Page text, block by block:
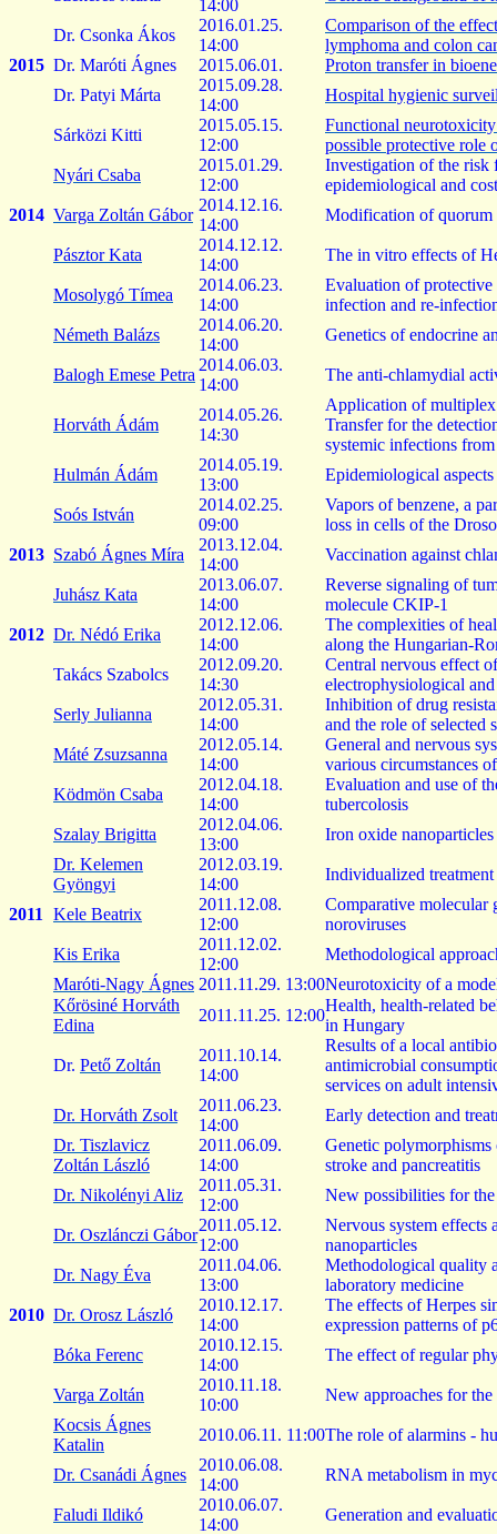
14:00
Dr. Csonka Ákos
2016.01.25.
14:00
Comparison ofthe
lymphoma and colon
2015 Dr. Maróti Ágnes 2015.06.01. Proton transferin
Dr. Patyi Márta
2015.09.28.
14:00
Hospital hygienic
Sárközi Kitti
2015.05.15.
12:00
Functional neurotoxicity
possible protective role
Nyári Csaba
2015.01.29.
12:00
Investigation ofthe risk
epidemiological and
2014 Varga Zoltán Gábor
2014.12.16.
14:00
Modification of quorum
Pásztor Kata
2014.12.12.
14:00
The in vitro effects of
Mosolygó Tímea
2014.06.23.
14:00
Evaluation ofprotective
infection and re-
Németh Balázs
2014.06.20.
14:00
Genetics ofendocrine
Balogh Emese Petra
2014.06.03.
14:00
The anti-chlamydial
Horváth Ádám
2014.05.26.
14:30
Application of
Transfer for the
systemic infections from
Hulmán Ádám
2014.05.19.
13:00
Epidemiological aspects
Soós István
2014.02.25.
09:00
Vapors ofbenzene, a
loss in cells ofthe
2013 Szabó Ágnes Míra
2013.12.04.
14:00
Vaccination against
Juhász Kata
2013.06.07.
14:00
Reverse signaling of
molecule CKIP-1
2012 Dr. Nédó Erika
2012.12.06.
14:00
The complexities of
along the Hungarian-
Takács Szabolcs
2012.09.20.
14:30
Central nervous effect
electrophysiological
Serly Julianna
2012.05.31.
14:00
Inhibition ofdrug
and the role ofselected
Máté Zsuzsanna
2012.05.14.
14:00
General and nervous
various circumstances
Ködmön Csaba
2012.04.18.
14:00
Evaluation and use of
tubercolosis
Szalay Brigitta
2012.04.06.
13:00
Iron oxide nanoparticles
Dr. Kelemen
Gyöngyi
2012.03.19.
14:00
Individualized treatment
2011 Kele Beatrix
2011.12.08.
12:00
Comparative molecular
noroviruses
Kis Erika
2011.12.02.
12:00
Methodological
Maróti-Nagy Ágnes 2011.11.29. 13:00Neurotoxicity of a
Kőrösiné Horváth
Edina
2011.11.25. 12:00
Health, health-related
in Hungary
Dr. Pető Zoltán
2011.10.14.
14:00
Results of a local
antimicrobial
services on adult
Dr. Horváth Zsolt
2011.06.23.
14:00
Early detection and
Dr. Tiszlavicz
Zoltán László
2011.06.09.
14:00
Genetic polymorphisms
stroke and pancreatitis
Dr. Nikolényi Aliz
2011.05.31.
12:00
New possibilities for the
Dr. Oszlánczi Gábor
2011.05.12.
12:00
Nervous system effects
nanoparticles
Dr. Nagy Éva
2011.04.06.
13:00
Methodological quality
laboratory medicine
2010 Dr. Orosz László
2010.12.17.
14:00
The effects ofHerpes
expression patterns of
Bóka Ferenc
2010.12.15.
14:00
The effect ofregular
Varga Zoltán
2010.11.18.
10:00
New approaches for the
Kocsis Ágnes
Katalin
2010.06.11. 11:00The role ofalarmins -
Dr. Csanádi Ágnes
2010.06.08.
14:00
RNA metabolism in
Faludi Ildikó
2010.06.07.
14:00
Generation and